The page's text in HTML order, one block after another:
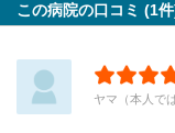
この病院の口コミ (1
ヤマ（本人で